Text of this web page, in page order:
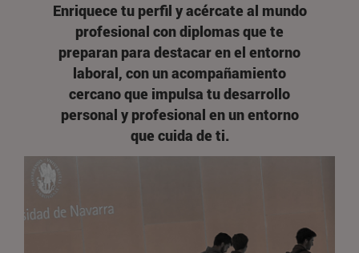
Enriquece tu perfil y acércate al mundo
profesional con diplomas que te
preparan para destacar en el entorno
laboral, con un acompañamiento
cercano que impulsa tu desarrollo
personal y profesional en un entorno
que cuida de ti.